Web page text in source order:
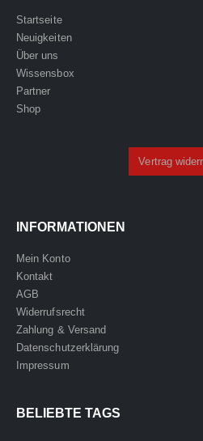
Startseite
Neuigkeiten
Über uns
Wissensbox
Partner
Shop
Vertrag
INFORMATIONEN
Mein Konto
Kontakt
AGB
Widerrufsrecht
Zahlung & Versand
Datenschutzerklärung
Impressum
BELIEBTE TAGS